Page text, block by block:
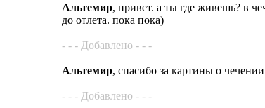
Альтемир, привет. а ты где живешь? в
до отлета. пока пока)
- - - Добавлено - - -
Альтемир, спасибо за картины о
- - - Добавлено - - -